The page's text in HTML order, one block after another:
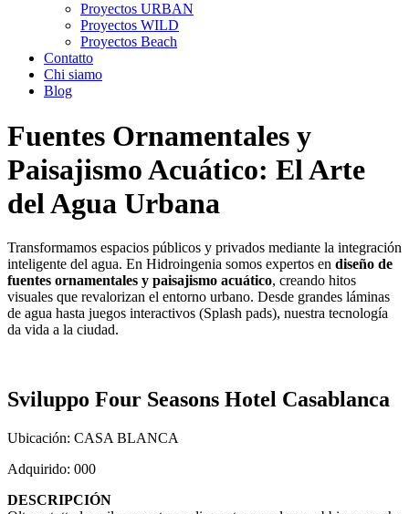
Proyectos URBAN
Proyectos WILD
Proyectos Beach
Contatto
Chi siamo
Blog
Fuentes Ornamentales y
Paisajismo Acuático: El Arte
del Agua Urbana
Transformamos espacios públicos y privados mediante la integración
inteligente del agua. En Hidroingenia somos expertos en diseño de
fuentes ornamentales y paisajismo acuático, creando hitos
visuales que revalorizan el entorno urbano. Desde grandes láminas
de agua hasta juegos interactivos (Splash pads), nuestra tecnología
da vida a la ciudad.
Sviluppo Four Seasons Hotel Casablanca
Ubicación: CASA BLANCA
Adquirido: 000
DESCRIPCIÓN